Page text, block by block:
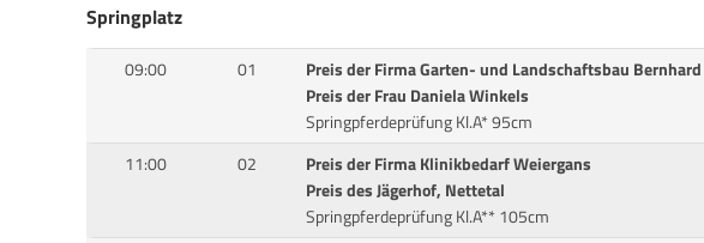
Springplatz
09:00 01
Preis der Firma Garten- und Landschaftsbau
Preis der Frau Daniela Winkels
Springpferdeprüfung Kl.A* 95cm
11:00 02
Preis der Firma Klinikbedarf Weiergans
Preis des Jägerhof, Nettetal
Springpferdeprüfung Kl.A** 105cm